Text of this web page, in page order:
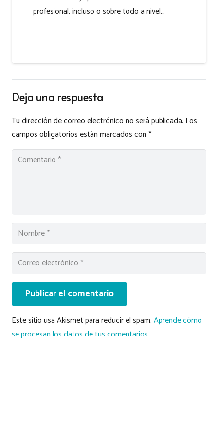
profesional, incluso o sobre todo a nivel…
Deja una respuesta
Tu dirección de correo electrónico no será publicada. Los
campos obligatorios están marcados con*
Publicar el comentario
Este sitio usa Akismet para reducir el spam.Aprende cómo
se procesan los datos de tus comentarios.